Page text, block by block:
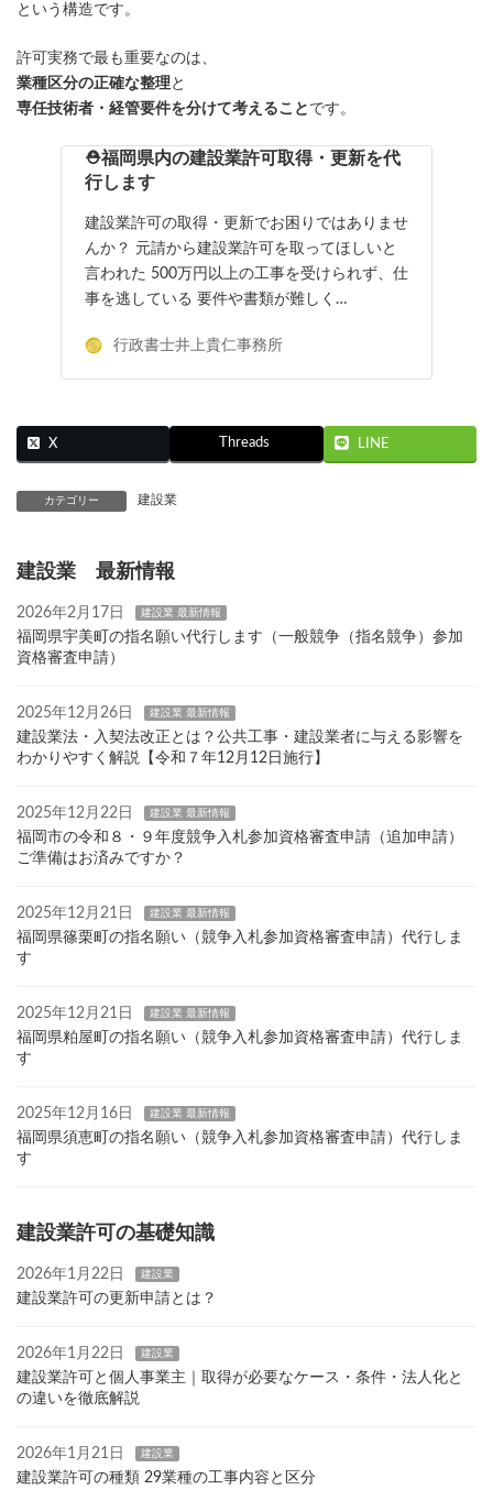
という構造です。
許可実務で最も重要なのは、
業種区分の正確な整理と
専任技術者・経管要件を分けて考えること です。
⛑福岡県内の建設業許可取得・更新を代
行します
建設業許可の取得・更新でお困りではありませ
んか？ 元請から建設業許可を取ってほしいと
言われた 500万円以上の工事を受けられず、仕
事を逃している 要件や書類が難しく…
行政書士井上貴仁事務所
X Threads LINE
カテゴリー 建設業
建設業 最新情報
2026年2月17日 建設業 最新情報
福岡県宇美町の指名願い代行します（一般競争（指名競争）参加
資格審査申請）
2025年12月26日 建設業 最新情報
建設業法・入契法改正とは？公共工事・建設業者に与える影響を
わかりやすく解説【令和７年12月12日施行】
2025年12月22日 建設業 最新情報
福岡市の令和８・９年度競争入札参加資格審査申請（追加申請）
ご準備はお済みですか？
2025年12月21日 建設業 最新情報
福岡県篠栗町の指名願い（競争入札参加資格審査申請）代行しま
す
2025年12月21日 建設業 最新情報
福岡県粕屋町の指名願い（競争入札参加資格審査申請）代行しま
す
2025年12月16日 建設業 最新情報
福岡県須恵町の指名願い（競争入札参加資格審査申請）代行しま
す
建設業許可の基礎知識
2026年1月22日 建設業
建設業許可の更新申請とは？
2026年1月22日 建設業
建設業許可と個人事業主｜取得が必要なケース・条件・法人化と
の違いを徹底解説
2026年1月21日 建設業
建設業許可の種類 29業種の工事内容と区分